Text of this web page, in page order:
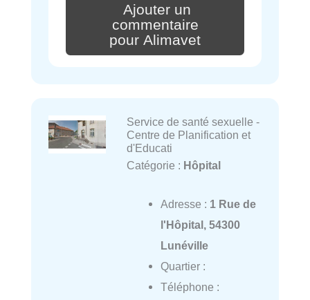
Ajouter un
commentaire
pour Alimavet
Service de santé sexuelle -
Centre de Planification et
d'Educati
Catégorie : Hôpital
Adresse : 1 Rue de
l'Hôpital, 54300
Lunéville
Quartier :
Téléphone :